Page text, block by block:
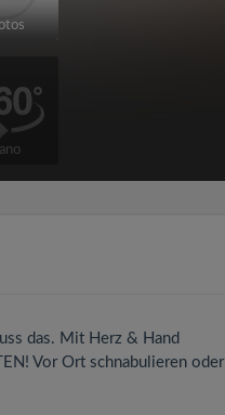
das. Mit Herz & Hand
Vor Ort schnabulieren oder